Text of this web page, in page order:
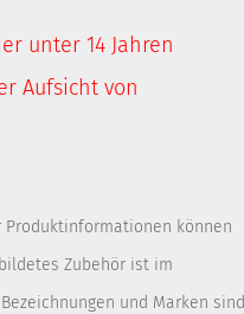
unter 14 Jahren
Aufsicht von
Produktinformationen können
Zubehör ist im
und Marken sind